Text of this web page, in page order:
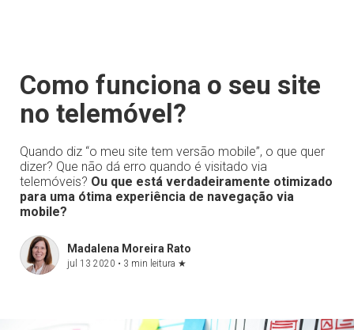
Como funciona o seu site
no telemóvel?
Quando diz “o meu site tem versão mobile”, o que quer
dizer? Que não dá erro quando é visitado via
telemóveis? Ou que está verdadeiramente otimizado
para uma ótima experiência de navegação via
mobile?
Madalena Moreira Rato
jul 13 2020 • 3 min leitura ★